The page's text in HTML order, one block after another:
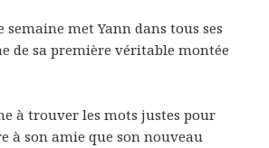
semaine met Yann dans tous ses
de sa première véritable montée
à trouver les mots justes pour
à son amie que son nouveau